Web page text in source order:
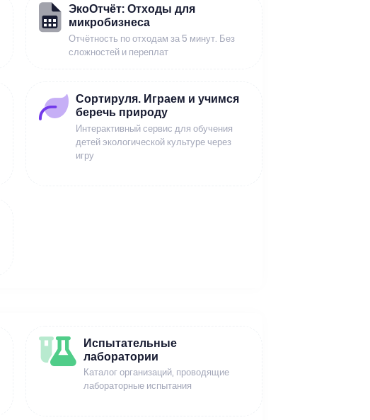
ЭкоОтчёт: Отходы для
микробизнеса
Отчётность по отходам за 5 минут. Без
сложностей и переплат
Сортируля. Играем и учимся
беречь природу
Интерактивный сервис для обучения
детей экологической культуре через
игру
Испытательные
лаборатории
Каталог организаций, проводящие
лабораторные испытания